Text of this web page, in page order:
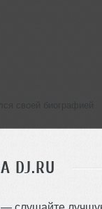
DJ.RU
— слушайте